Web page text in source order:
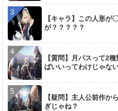
【キャラ】この人形が
が？？？？？
【質問】月パスって2
ばいいってわけじゃな
【疑問】主人公前作か
ぎじゃね？